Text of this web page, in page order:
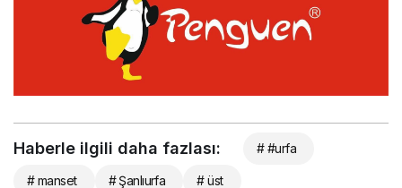
Haberle ilgili daha fazlası: # #urfa
# manset # Şanlıurfa # üst